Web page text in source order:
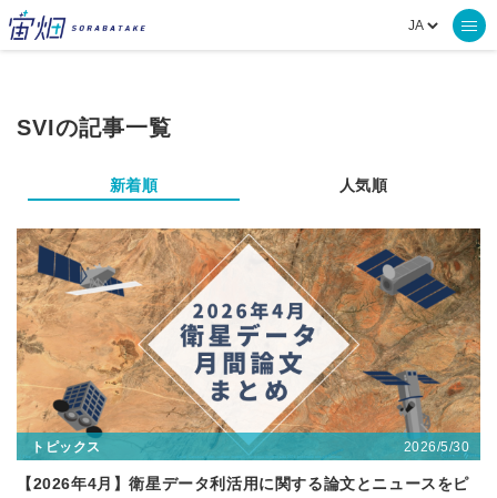
SVIの記事一覧
新着順 人気順
トピックス 2026/5/30
【2026年4月】衛星データ利活用に関する論文とニュースをピ